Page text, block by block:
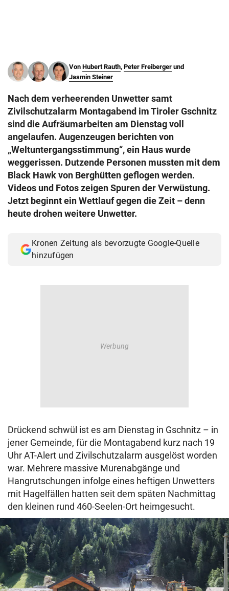
Von Hubert Rauth, Peter Freiberger und
Jasmin Steiner
Nach dem verheerenden Unwetter samt
Zivilschutzalarm Montagabend im Tiroler Gschnitz
sind die Aufräumarbeiten am Dienstag voll
angelaufen. Augenzeugen berichten von
„Weltuntergangsstimmung“, ein Haus wurde
weggerissen. Dutzende Personen mussten mit dem
Black Hawk von Berghütten geflogen werden.
Videos und Fotos zeigen Spuren der Verwüstung.
Jetzt beginnt ein Wettlauf gegen die Zeit – denn
heute drohen weitere Unwetter.
Kronen Zeitung als bevorzugte Google-Quelle
hinzufügen
Drückend schwül ist es am Dienstag in Gschnitz – in
jener Gemeinde, für die Montagabend kurz nach 19
Uhr AT-Alert und Zivilschutzalarm ausgelöst worden
war. Mehrere massive Murenabgänge und
Hangrutschungen infolge eines heftigen Unwetters
mit Hagelfällen hatten seit dem späten Nachmittag
den kleinen rund 460-Seelen-Ort heimgesucht.